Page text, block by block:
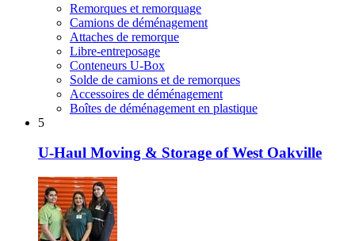
Remorques et remorquage
Camions de déménagement
Attaches de remorque
Libre-entreposage
Conteneurs U-Box
Solde de camions et de remorques
Accessoires de déménagement
Boîtes de déménagement en plastique
5
U-Haul Moving & Storage of West Oakville